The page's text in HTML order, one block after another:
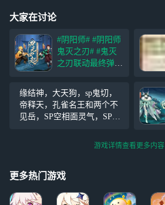
大家在讨论
#阴阳师# #阴阳师
鬼灭之刃# #鬼灭
之刃联动最终弹#
启☆​ 鎹鸦鸣啼传
响平安京，四个熟
悉的身影随之出
现，鬼杀队再次集
TV动画《鬼灭之
即将于6月14日
缘结神，大天狗，sp鬼切，
帝释天，孔雀名王和两个不
见岳，SP空相面灵气，SP玉
目连，sp彼岸花那个号能继
哭诉
游戏详情查看更多内容
更多热门游戏